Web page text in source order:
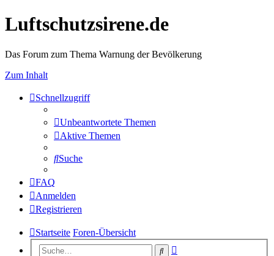
Luftschutzsirene.de
Das Forum zum Thema Warnung der Bevölkerung
Zum Inhalt
Schnellzugriff
Unbeantwortete Themen
Aktive Themen
Suche
FAQ
Anmelden
Registrieren
Startseite Foren-Übersicht
Suche